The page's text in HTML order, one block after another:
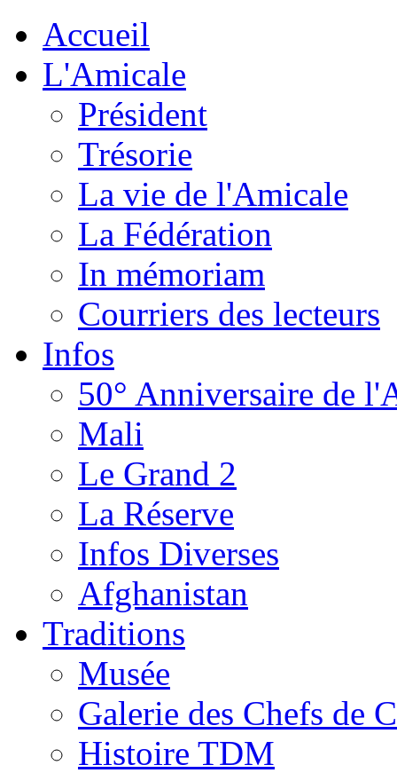
Accueil
L'Amicale
Président
Trésorie
La vie de l'Amicale
La Fédération
In mémoriam
Courriers des lecteurs
Infos
50° Anniversaire de
Mali
Le Grand 2
La Réserve
Infos Diverses
Afghanistan
Traditions
Musée
Galerie des Chefs de
Histoire TDM